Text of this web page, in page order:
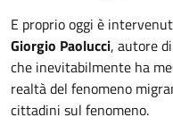
E proprio oggi è
Giorgio Paolucci, autore
che inevitabilmente ha
realtà del fenomeno
cittadini sul fenomeno.